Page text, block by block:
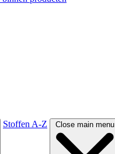
Stoffen A-Z Close main menu